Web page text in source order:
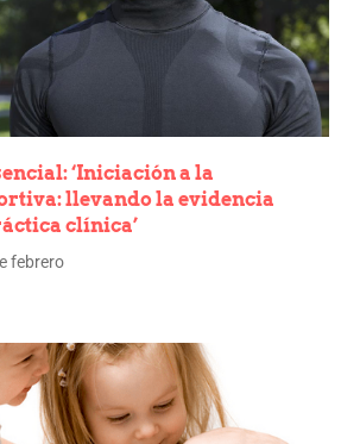
‘Iniciación a la
llevando la evidencia
clínica’
febrero